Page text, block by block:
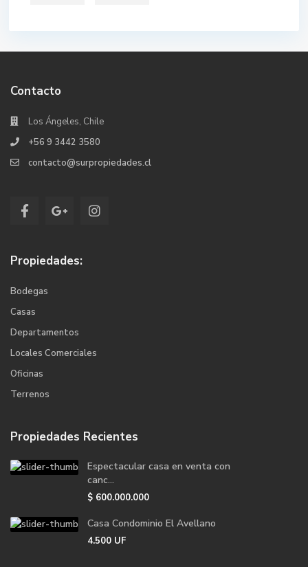
Contacto
Los Ángeles, Chile
+56 9 3442 3580
contacto@surpropiedades.cl
Propiedades:
Bodegas
Casas
Departamentos
Locales Comerciales
Oficinas
Terrenos
Propiedades Recientes
Espectacular casa en venta con
canc...
$ 600.000.000
Casa Condominio El Avellano
4.500 UF